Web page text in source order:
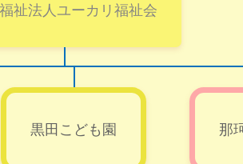
祉法人ユーカリ福祉会
黒田こども園 那